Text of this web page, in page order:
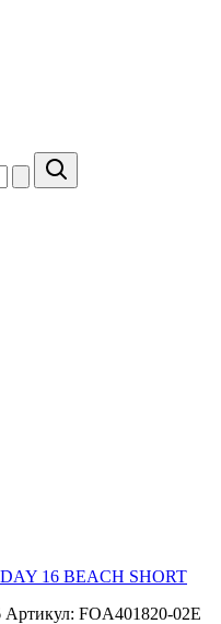
16 BEACH SHORT
Артикул: FOA401820-02E